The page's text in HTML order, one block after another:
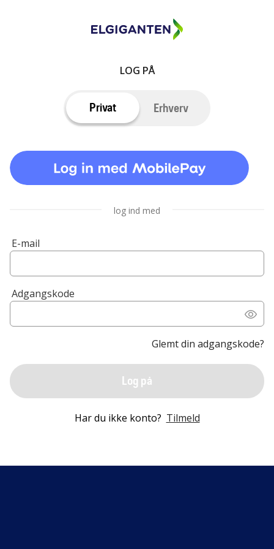
LOG PÅ
Privat Erhverv
log ind med
E-mail
Adgangskode
Glemt din adgangskode?
Log på
Har du ikke konto? Tilmeld